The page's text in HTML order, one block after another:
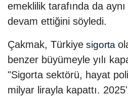
emeklilik tarafında da
devam ettiğini söyledi.
Çakmak, Türkiye sigorta
benzer büyümeyle yılı
"Sigorta sektörü, hayat
milyar lirayla kapattı.